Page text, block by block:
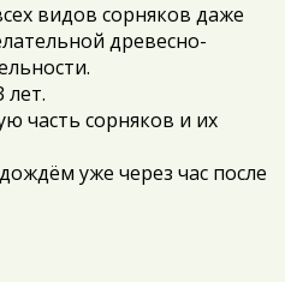
видов сорняков даже
древесно-
часть сорняков и их
уже через час после